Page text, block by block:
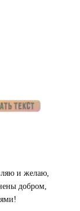
и желаю,
добром,